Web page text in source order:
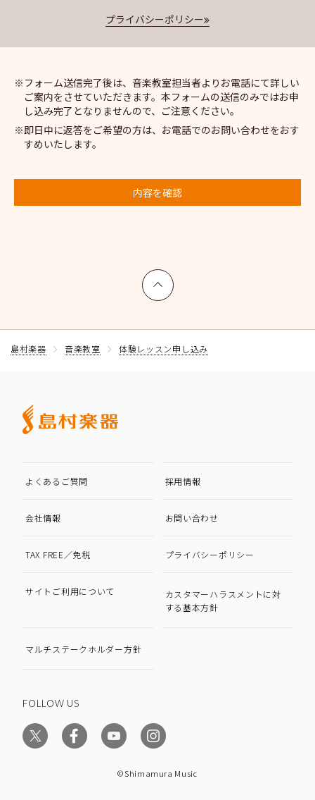
プライバシーポリシー
フォーム送信完了後は、音楽教室担当者よりお電話にて詳しい
ご案内をさせていただきます。本フォームの送信のみではお申
し込み完了となりませんので、ご注意ください。
即日中に返答をご希望の方は、お電話でのお問い合わせをおす
すめいたします。
内容を確認
上へ戻る
島村楽器 音楽教室 体験レッスン申し込み
よくあるご質問 採用情報
会社情報 お問い合わせ
TAX FREE／免税 プライバシーポリシー
サイトご利用について
カスタマーハラスメントに対
する基本方針
マルチステークホルダー方針
FOLLOW US
©Shimamura Music